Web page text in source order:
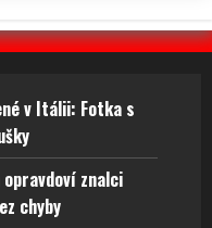
v Itálii: Fotka s
znalci
chyby